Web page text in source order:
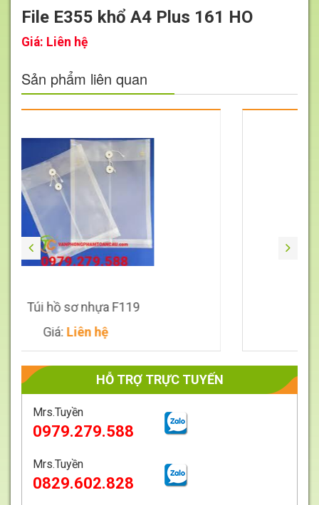
File E355 khổ A4 Plus 161 HO
Giá: Liên hệ
Sản phẩm liên quan
nhựa F119
HỖ TRỢ TRỰC TUYẾN
Mrs.Tuyền
0979.279.588
Mrs.Tuyền
0829.602.828